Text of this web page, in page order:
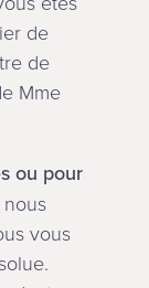
de
de
Mme
ou pour
vous